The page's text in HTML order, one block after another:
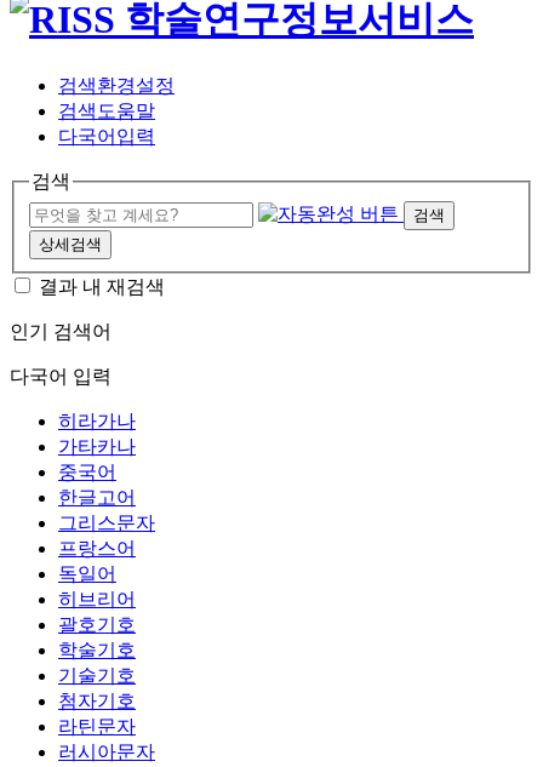
검색환경설정
검색도움말
다국어입력
검색
검색
상세검색
결과 내 재검색
인기 검색어
다국어 입력
히라가나
가타카나
중국어
한글고어
그리스문자
프랑스어
독일어
히브리어
괄호기호
학술기호
기술기호
첨자기호
라틴문자
러시아문자